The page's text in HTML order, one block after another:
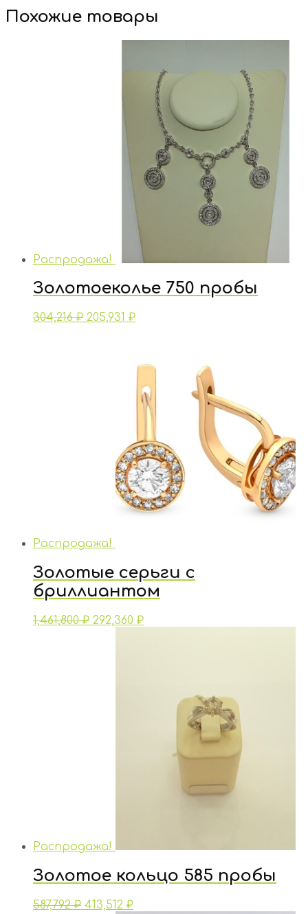
Похожие товары
Распродажа!
Золотоеколье 750 пробы
304,216₽ 205,931 ₽
Распродажа!
Золотые серьги с
бриллиантом
1,461,800₽ 292,360 ₽
Распродажа!
Золотое кольцо 585 пробы
587,792₽ 413,512 ₽